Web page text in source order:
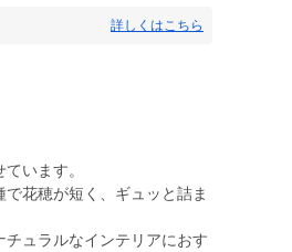
詳しくはこちら
います。
花穂が短く、ギュッと詰ま
ュラルなインテリアにおす